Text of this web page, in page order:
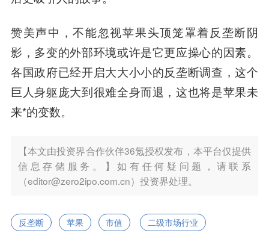
赞美声中，不能忽视苹果头顶笼罩着反垄断阴
影，多变的外部环境或许是它更应操心的因素。
各国政府已经开启大大小小的反垄断调查，这个
巨人身躯庞大到很难全身而退，这也将是苹果未
来*的变数。
【本文由投资界合作伙伴36氪授权发布，本平台仅提供
信息存储服务。】如有任何疑问题，请联系
（editor@zero2ipo.com.cn）投资界处理。
反垄断 苹果 市值 二级市场行业